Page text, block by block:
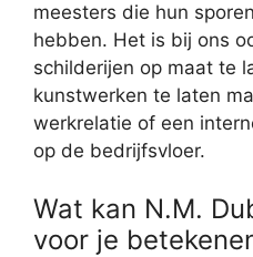
meesters die hun
hebben. Het is bij ons
schilderijen op maat te
kunstwerken te laten
werkrelatie of een
op de bedrijfsvloer.
Wat kan N.M.
voor je